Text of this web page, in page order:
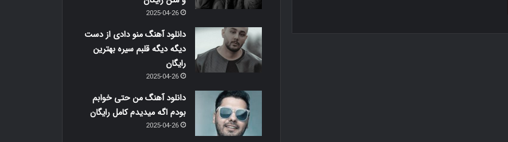
2025-04-26
دانلود آهنگ منو دادی از دست
دیگه دیگه قلبم سیره بهترین
رایگان
2025-04-26
دانلود آهنگ من حتی خوابم
بودم اگه میدیدم کامل رایگان
2025-04-26